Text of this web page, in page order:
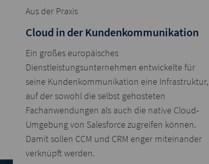
Aus der Praxis
Cloud in der Kundenkommunikation
Ein großes europäisches
Dienstleistungsunternehmen entwickelte für
seine Kundenkommunikation eine Infrastruktur,
auf der sowohl die selbst gehosteten
Fachanwendungen als auch die native Cloud-
Umgebung von Salesforce zugreifen können.
Damit sollen CCM und CRM enger miteinander
verknüpft werden.